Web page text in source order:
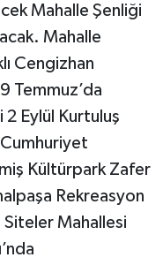
Mahalle Şenliği
Mahalle
Cengizhan
Temmuz’da
Eylül Kurtuluş
Kültürpark Zafer
Rekreasyon
Siteler Mahallesi